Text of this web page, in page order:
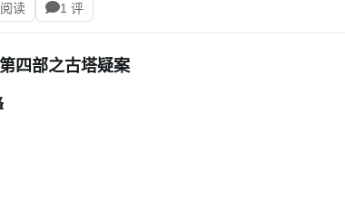
读 1 评
四部之古塔疑案